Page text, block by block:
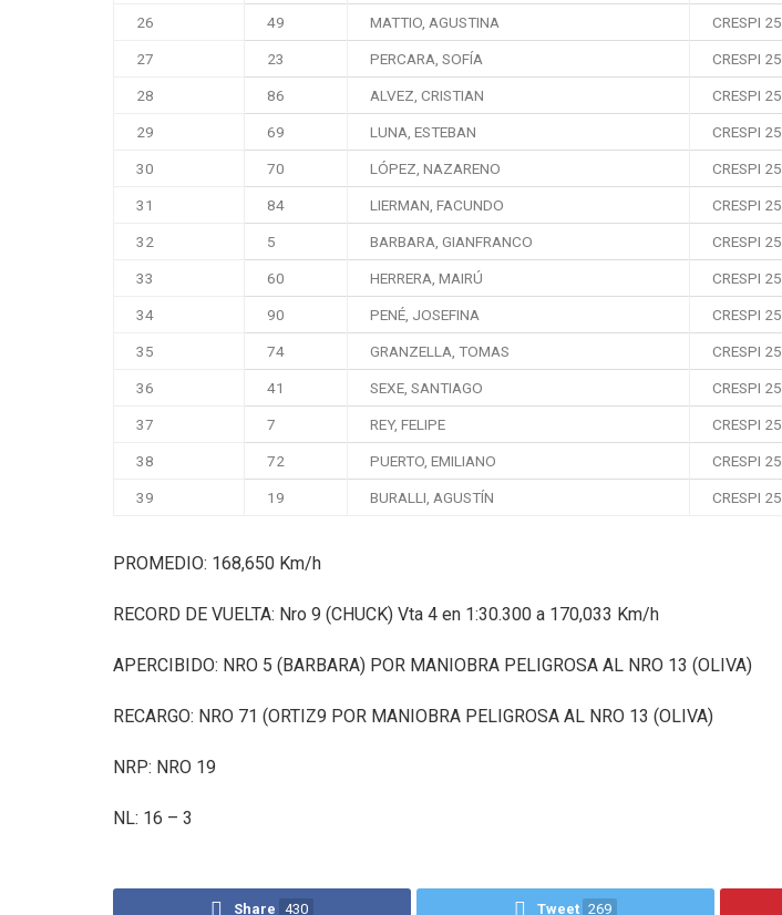
26 49 MATTIO, AGUSTINA CRESPI 25
27 23 PERCARA, SOFÍA CRESPI 25
28 86 ALVEZ, CRISTIAN CRESPI 25
29 69 LUNA, ESTEBAN CRESPI 25
30 70 LÓPEZ, NAZARENO CRESPI 25
31 84 LIERMAN, FACUNDO CRESPI 25
32 5 BARBARA, GIANFRANCO CRESPI 25
33 60 HERRERA, MAIRÚ CRESPI 25
34 90 PENÉ, JOSEFINA CRESPI 25
35 74 GRANZELLA, TOMAS CRESPI 25
36 41 SEXE, SANTIAGO CRESPI 25
37 7 REY, FELIPE CRESPI 25
38 72 PUERTO, EMILIANO CRESPI 25
39 19 BURALLI, AGUSTÍN CRESPI 25
PROMEDIO: 168,650 Km/h
RECORD DE VUELTA: Nro 9 (CHUCK) Vta 4 en 1:30.300 a 170,033 Km/h
APERCIBIDO: NRO 5 (BARBARA) POR MANIOBRA PELIGROSA AL NRO 13 (OLIVA)
RECARGO: NRO 71 (ORTIZ9 POR MANIOBRA PELIGROSA AL NRO 13 (OLIVA)
NRP: NRO 19
NL: 16 – 3
Share 430 Tweet 269